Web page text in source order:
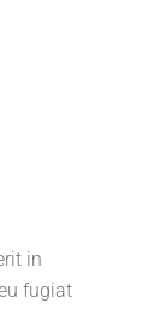
in
fugiat